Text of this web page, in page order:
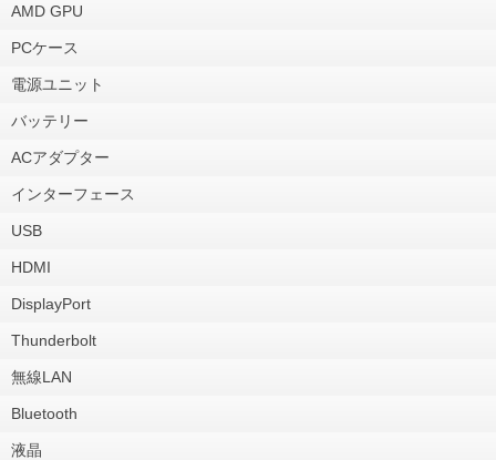
AMD GPU
PCケース
電源ユニット
バッテリー
ACアダプター
インターフェース
USB
HDMI
DisplayPort
Thunderbolt
無線LAN
Bluetooth
液晶